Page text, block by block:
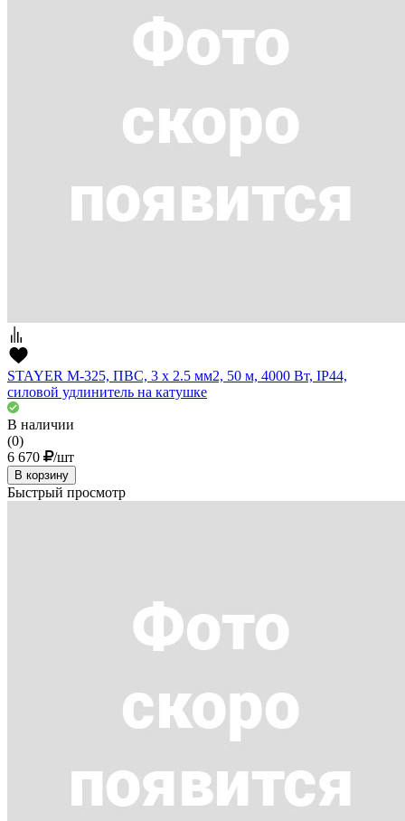
STAYER М-325, ПВС, 3 х 2.5 мм2, 50 м, 4000 Вт, IP44,
силовой удлинитель на катушке
В наличии
(0)
6 670
/шт
В корзину
Быстрый просмотр